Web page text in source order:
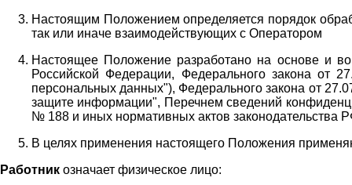
Настоящим Положением определяется порядок
так или иначе взаимодействующих с Оператором
Настоящее Положение разработано на основе и во
Российской Федерации, Федерального закона
персональных данных"), Федерального закона от
защите информации", Перечнем сведений
№ 188 и иных нормативных актов законодательства
В целях применения настоящего Положения
Работник означает физическое лицо: